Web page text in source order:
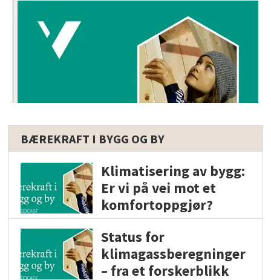
BÆREKRAFT I BYGG OG BY
Klimatisering av bygg:
Er vi på vei mot et
komfortoppgjør?
Status for
klimagassberegninger
– fra et forskerblikk